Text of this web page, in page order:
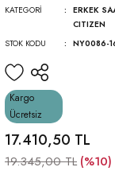
KATEGORI ERKEK
CITIZEN
STOK KODU
NY0086-
Kargo
Ücretsiz
17.410,50 TL
19.345,00 TL (%10)